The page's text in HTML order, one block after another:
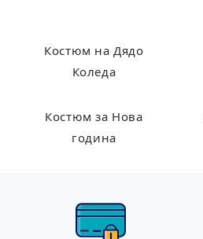
Костюм на Дядо
Коледа
Костюм за Нова
година